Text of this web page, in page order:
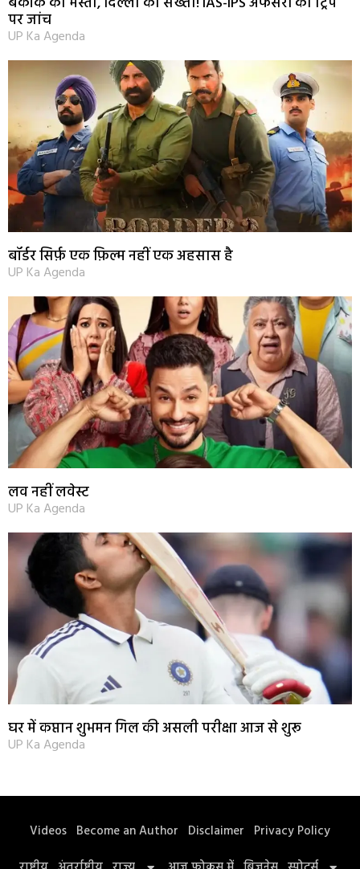
पर जांच
UP Ka Agenda
बॉर्डर सिर्फ़ एक फ़िल्म नहीं एक अहसास है
UP Ka Agenda
लव नहीं लवेस्ट
UP Ka Agenda
घर में कप्तान शुभमन गिल की असली परीक्षा आज से शुरू
UP Ka Agenda
Videos Become an Author Disclaimer Privacy Policy